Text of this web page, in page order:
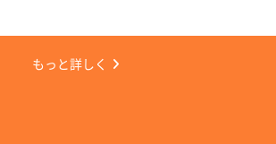
もっと詳しく